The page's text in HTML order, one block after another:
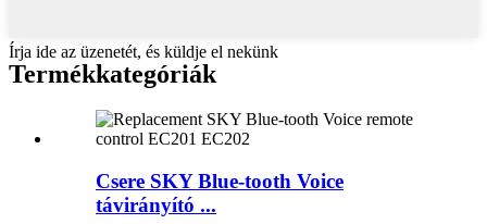
Írja ide az üzenetét, és küldje el nekünk
Termékkategóriák
Csere SKY Blue-tooth Voice
távirányító ...